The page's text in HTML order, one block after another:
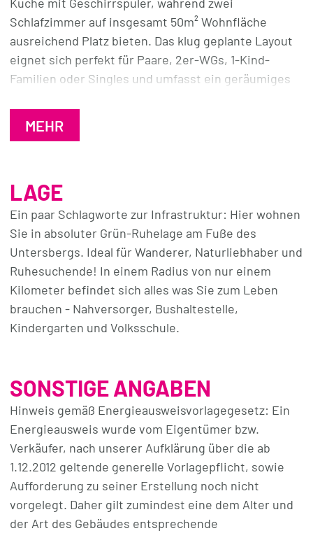
Schlafzimmer auf insgesamt 50m² Wohnfläche
ausreichend Platz bieten. Das klug geplante Layout
eignet sich perfekt für Paare, 2er-WGs, 1-Kind-
Familien oder Singles und umfasst ein geräumiges
Stellplätze sind im Mietpreis bereits inbegriffen und
es gibt viel Natur in der Umgebung.
Zögern Sie nicht und vereinbaren Sie am besten
noch heute einen persönlichen
Besichtigungstermin, um diese Mietwohnung zu
Ihrem neuen Zuhause zu machen!
MEHR
LAGE
Ein paar Schlagworte zur Infrastruktur: Hier wohnen
Sie in absoluter Grün-Ruhelage am Fuße des
Untersbergs. Ideal für Wanderer, Naturliebhaber und
Ruhesuchende! In einem Radius von nur einem
Kilometer befindet sich alles was Sie zum Leben
brauchen - Nahversorger, Bushaltestelle,
Kindergarten und Volksschule.
SONSTIGE ANGABEN
Hinweis gemäß Energieausweisvorlagegesetz: Ein
Energieausweis wurde vom Eigentümer bzw.
Verkäufer, nach unserer Aufklärung über die ab
1.12.2012 geltende generelle Vorlagepflicht, sowie
Aufforderung zu seiner Erstellung noch nicht
vorgelegt. Daher gilt zumindest eine dem Alter und
der Art des Gebäudes entsprechende